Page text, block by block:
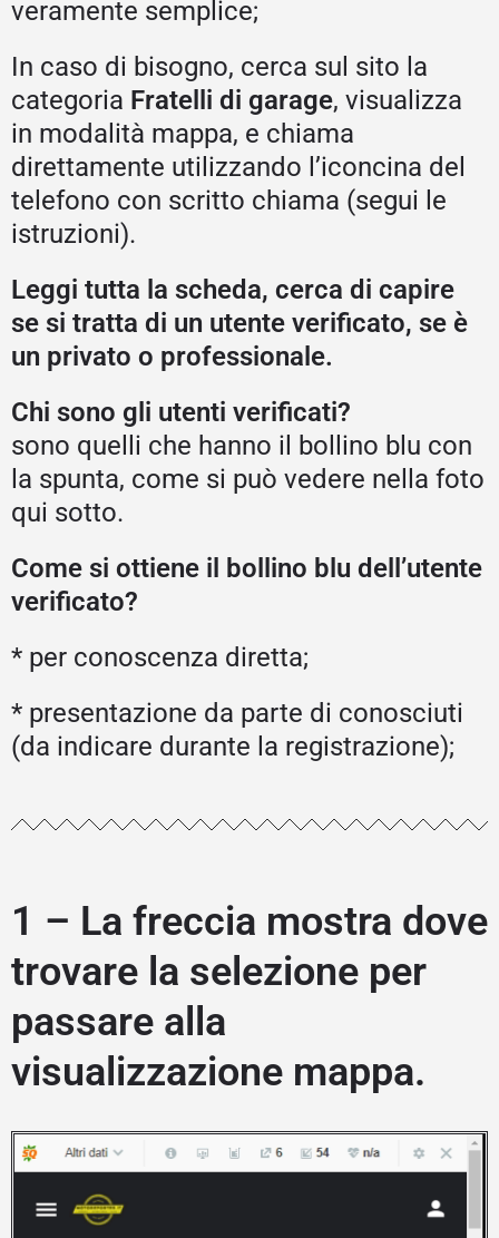
veramente semplice;
In caso di bisogno, cerca sul sito la
categoria Fratelli di garage, visualizza
in modalità mappa, e chiama
direttamente utilizzando l’iconcina del
telefono con scritto chiama (segui le
istruzioni).
Leggi tutta la scheda, cerca di capire
se si tratta di un utente verificato, se è
un privato o professionale.
Chi sono gli utenti verificati?
sono quelli che hanno il bollino blu con
la spunta, come si può vedere nella foto
qui sotto.
Come si ottiene il bollino blu dell’utente
verificato?
* per conoscenza diretta;
* presentazione da parte di conosciuti
(da indicare durante la registrazione);
1 – La freccia mostra dove
trovare la selezione per
passare alla
visualizzazione mappa.